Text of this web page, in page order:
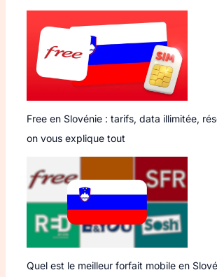
Free en Slovénie : tarifs, data illimitée,
on vous explique tout
Quel est le meilleur forfait mobile en